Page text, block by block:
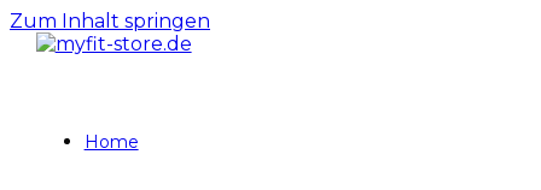
Zum Inhalt springen
Home